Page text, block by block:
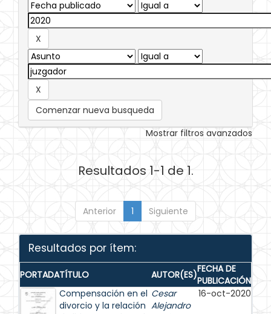
Comenzar nueva busqueda
Mostrar filtros avanzados
Resultados 1-1 de 1.
Anterior 1 Siguiente
Resultados por ítem:
PORTADATÍTULO AUTOR(ES)FECHA DE
PUBLICACIÓN
Compensación en el
divorcio y la relación
Cesar
Alejandro
16-oct-2020